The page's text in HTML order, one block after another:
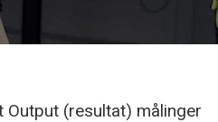
Output (resultat) målinger